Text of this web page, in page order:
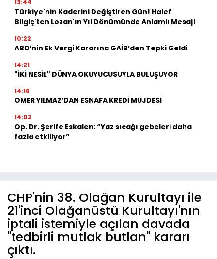
13:44
Türkiye'nin Kaderini Değiştiren Gün! Halef
Bilgiç'ten Lozan'ın Yıl Dönümünde Anlamlı Mesaj!
10:22
ABD’nin Ek Vergi Kararına GAİB’den Tepki Geldi
14:21
"İKİ NESİL" DÜNYA OKUYUCUSUYLA BULUŞUYOR
14:16
ÖMER YILMAZ’DAN ESNAFA KREDİ MÜJDESİ
14:02
Op. Dr. Şerife Eskalen: “Yaz sıcağı gebeleri daha
fazla etkiliyor”
CHP'nin 38. Olağan Kurultayı ile
21'inci Olağanüstü Kurultayı'nın
iptali istemiyle açılan davada
"tedbirli mutlak butlan" kararı
çıktı.